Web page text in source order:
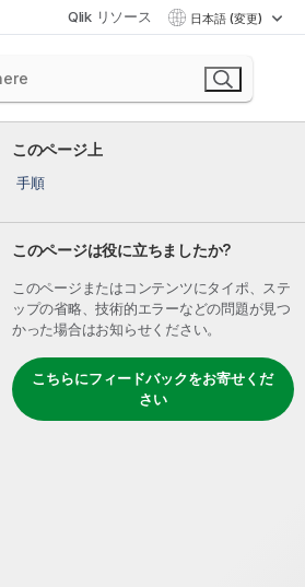
Qlik リソース 日本語 (変更)
このページ上
手順
このページは役に立ちましたか?
このページまたはコンテンツにタイポ、ステ
ップの省略、技術的エラーなどの問題が見つ
かった場合はお知らせください。
こちらにフィードバックをお寄せくだ
さい